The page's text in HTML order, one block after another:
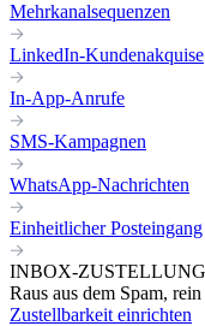
Mehrkanalsequenzen
LinkedIn-Kundenakquise
In-App-Anrufe
SMS-Kampagnen
WhatsApp-Nachrichten
Einheitlicher Posteingang
INBOX-
Raus aus dem Spam,
Zustellbarkeit einrichten